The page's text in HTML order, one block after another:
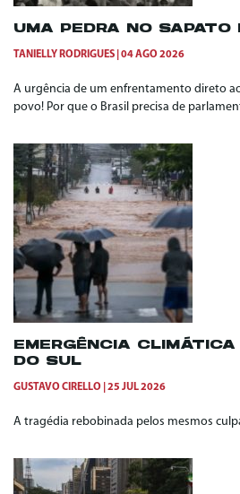
UMA PEDRA NO SAPATO
TANIELLY RODRIGUES 04 AGO 2026
A urgência de um enfrentamento direto
povo! Por que o Brasil precisa de
EMERGÊNCIA
DO SUL
GUSTAVO CIRELLO 25 JUL 2026
A tragédia rebobinada pelos mesmos